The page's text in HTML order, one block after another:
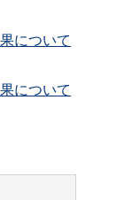
について
について